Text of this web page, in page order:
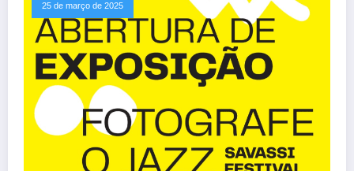
25 de março de 2025